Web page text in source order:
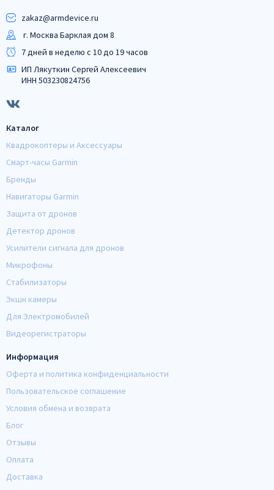
zakaz@armdeviсe.ru
г. Москва Барклая дом 8
7 дней в неделю с 10 до 19 часов
ИП Лякуткин Сергей Алексеевич
ИНН 503230824756
Каталог
Квадрокоптеры и Аксессуары
Смарт-часы Garmin
Бренды
Навигаторы Garmin
Защита от дронов
Детектор дронов
Усилители сигнала для дронов
Микрофоны
Стабилизаторы
Экшн камеры
Для Электромобилей
Видеорегистраторы
Информация
Оферта и политика конфиденциальности
Пользовательское соглашение
Условия обмена и возврата
Блог
Отзывы
Оплата
Доставка